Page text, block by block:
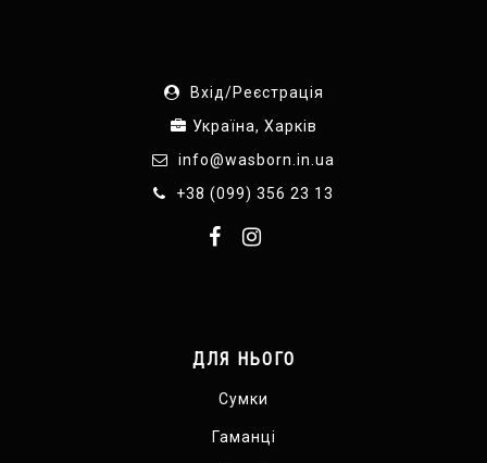
Вхід/Реєстрація
Україна, Харків
info@wasborn.in.ua
+38 (099) 356 23 13
ДЛЯ НЬОГО
Сумки
Гаманці